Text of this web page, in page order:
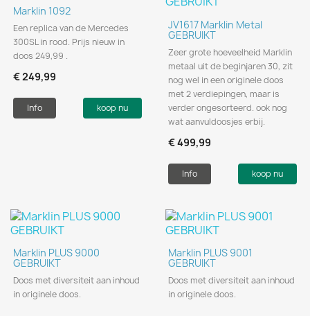
Marklin 1092
Een replica van de Mercedes
300SL in rood. Prijs nieuw in
doos 249,99 .
€ 249,99
Info koop nu
JV1617 Marklin Metal
GEBRUIKT
Zeer grote hoeveelheid Marklin
metaal uit de beginjaren 30, zit
nog wel in een originele doos
met 2 verdiepingen, maar is
verder ongesorteerd. ook nog
wat aanvuldoosjes erbij.
€ 499,99
Info koop nu
Marklin PLUS 9000
GEBRUIKT
Doos met diversiteit aan inhoud
in originele doos.
Marklin PLUS 9001
GEBRUIKT
Doos met diversiteit aan inhoud
in originele doos.